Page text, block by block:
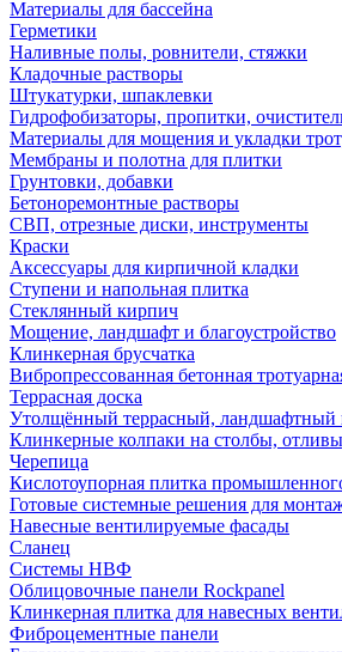
Материалы для бассейна
Герметики
Наливные полы, ровнители, стяжки
Кладочные растворы
Штукатурки, шпаклевки
Гидрофобизаторы, пропитки,
Материалы для мощения и укладки
Мембраны и полотна для плитки
Грунтовки, добавки
Бетоноремонтные растворы
СВП, отрезные диски, инструменты
Краски
Аксессуары для кирпичной кладки
Ступени и напольная плитка
Cтеклянный кирпич
Мощение, ландшафт и благоустройство
Клинкерная брусчатка
Вибропрессованная бетонная
Террасная доска
Утолщённый террасный, ландшафтный
Клинкерные колпаки на столбы,
Черепица
Кислотоупорная плитка
Готовые системные решения для
Навесные вентилируемые фасады
Сланец
Системы НВФ
Облицовочные панели Rockpanel
Клинкерная плитка для навесных
Фиброцементные панели